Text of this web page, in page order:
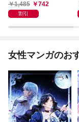
一夜で大国君主の身ご
もり妃になりました
1,485 742
割引
女性マンガのお